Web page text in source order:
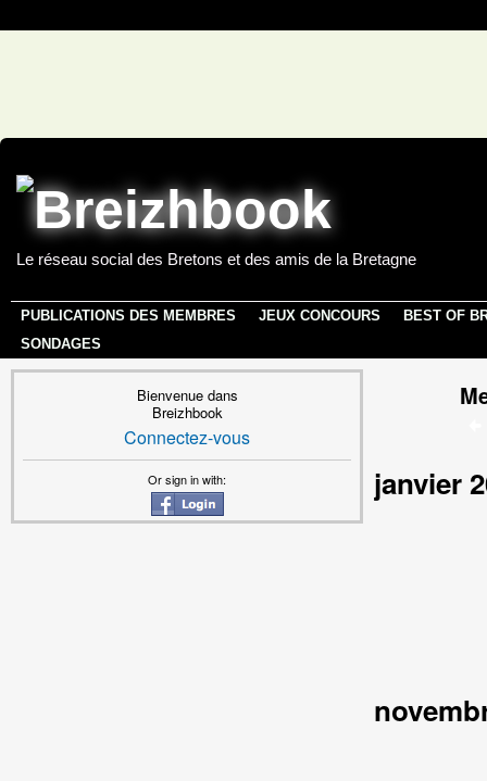
Le réseau social des Bretons et des amis de la Bretagne
PUBLICATIONS DES MEMBRES JEUX CONCOURS
BEST OF
SONDAGES
Bienvenue dans
Breizhbook
Connectez-vous
Or sign in with: janvier